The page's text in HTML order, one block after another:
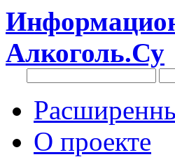
Алкоголь.Су
О проекте